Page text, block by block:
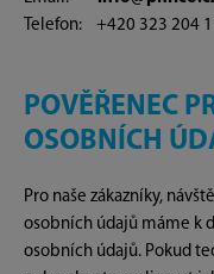
Telefon: +420 323 204
POVĚŘENEC
OSOBNÍCH
Pro naše zákazníky,
osobních údajů máme k
osobních údajů. Pokud